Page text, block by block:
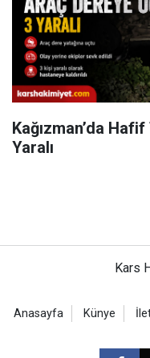
Kağızman’da
Yaralı
Kars
Anasayfa Künye